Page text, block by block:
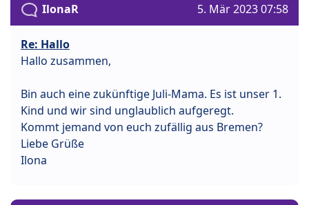
IlonaR 5. Mär 2023 07:58
Re: Hallo
Hallo zusammen,
Bin auch eine zukünftige Juli-Mama. Es ist unser 1.
Kind und wir sind unglaublich aufgeregt.
Kommt jemand von euch zufällig aus Bremen?
Liebe Grüße
Ilona